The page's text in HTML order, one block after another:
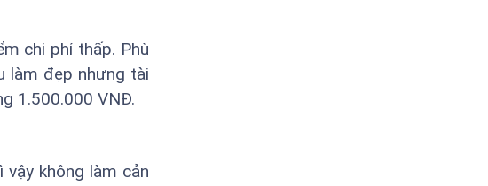
chi phí thấp. Phù
làm đẹp nhưng tài
1.500.000 VNĐ.
không làm cản